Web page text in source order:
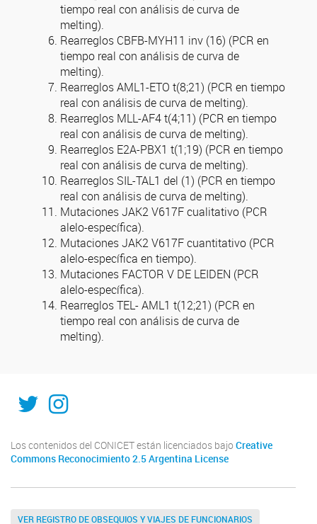
tiempo real con análisis de curva de
melting).
Rearreglos CBFB-MYH11 inv (16) (PCR en
tiempo real con análisis de curva de
melting).
Rearreglos AML1-ETO t(8;21) (PCR en tiempo
real con análisis de curva de melting).
Rearreglos MLL-AF4 t(4;11) (PCR en tiempo
real con análisis de curva de melting).
Rearreglos E2A-PBX1 t(1;19) (PCR en tiempo
real con análisis de curva de melting).
Rearreglos SIL-TAL1 del (1) (PCR en tiempo
real con análisis de curva de melting).
Mutaciones JAK2 V617F cualitativo (PCR
alelo-específica).
Mutaciones JAK2 V617F cuantitativo (PCR
alelo-específica en tiempo).
Mutaciones FACTOR V DE LEIDEN (PCR
alelo-específica).
Rearreglos TEL- AML1 t(12;21) (PCR en
tiempo real con análisis de curva de
melting).
@ISAL_sfe
@isal_sfe
Los contenidos del CONICET están licenciados bajo Creative
Commons Reconocimiento 2.5 Argentina License
VER REGISTRO DE OBSEQUIOS Y VIAJES DE FUNCIONARIOS